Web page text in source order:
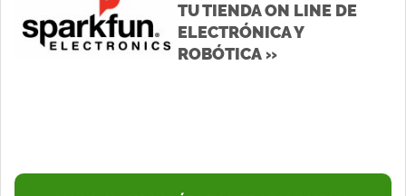
TU TIENDA ON LINE DE
ELECTRÓNICA Y
ROBÓTICA »